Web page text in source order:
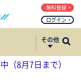
ログイン
無料登録
その他
（8月7日まで）